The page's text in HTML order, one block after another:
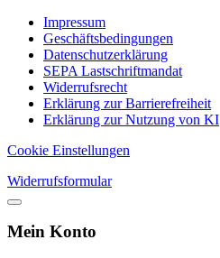
Impressum
Geschäftsbedingungen
Datenschutzerklärung
SEPA Lastschriftmandat
Widerrufsrecht
Erklärung zur Barrierefreiheit
Erklärung zur Nutzung von KI
Cookie Einstellungen
Widerrufsformular
Mein Konto